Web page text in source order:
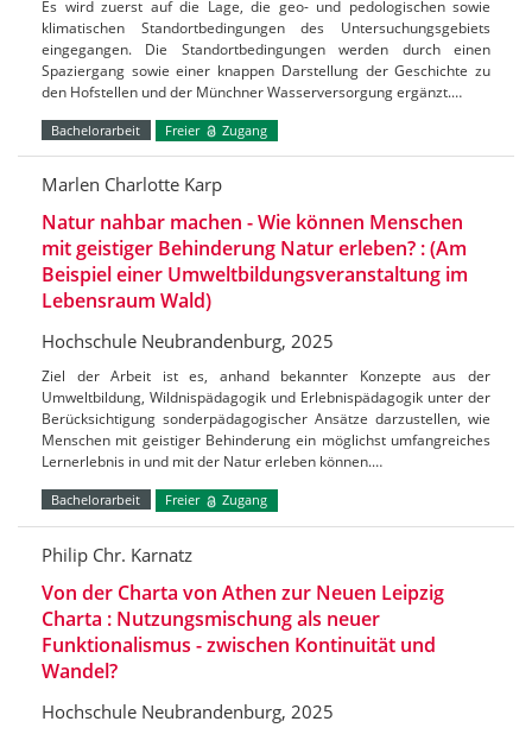
Es wird zuerst auf die Lage, die geo- und pedologischen sowie
klimatischen Standortbedingungen des Untersuchungsgebiets
eingegangen. Die Standortbedingungen werden durch einen
Spaziergang sowie einer knappen Darstellung der Geschichte zu
den Hofstellen und der Münchner Wasserversorgung ergänzt.…
Bachelorarbeit Freier Zugang
Marlen Charlotte Karp
Natur nahbar machen - Wie können Menschen
mit geistiger Behinderung Natur erleben? : (Am
Beispiel einer Umweltbildungsveranstaltung im
Lebensraum Wald)
Hochschule Neubrandenburg, 2025
Ziel der Arbeit ist es, anhand bekannter Konzepte aus der
Umweltbildung, Wildnispädagogik und Erlebnispädagogik unter der
Berücksichtigung sonderpädagogischer Ansätze darzustellen, wie
Menschen mit geistiger Behinderung ein möglichst umfangreiches
Lernerlebnis in und mit der Natur erleben können.…
Bachelorarbeit Freier Zugang
Philip Chr. Karnatz
Von der Charta von Athen zur Neuen Leipzig
Charta : Nutzungsmischung als neuer
Funktionalismus - zwischen Kontinuität und
Wandel?
Hochschule Neubrandenburg, 2025